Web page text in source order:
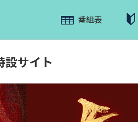
番組表
設サイト